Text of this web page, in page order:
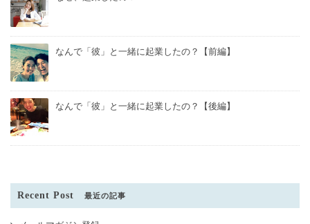
なんで「彼」と一緒に起業したの？【前編】
なんで「彼」と一緒に起業したの？【後編】
Recent Post 最近の記事